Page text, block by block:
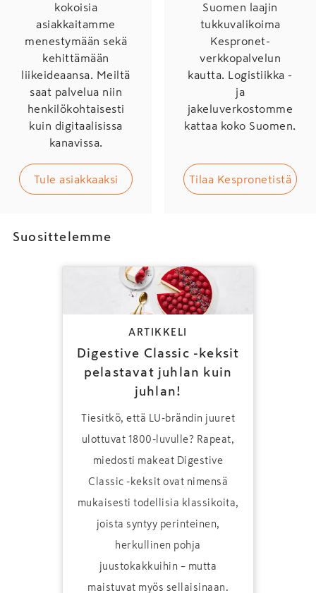
kokoisia
asiakkaitamme
menestymään sekä
kehittämään
liikeideaansa. Meiltä
saat palvelua niin
henkilökohtaisesti
kuin digitaalisissa
kanavissa.
Tule asiakkaaksi
Suomen laajin
tukkuvalikoima
Kespronet-
verkkopalvelun
kautta. Logistiikka -
ja
jakeluverkostomme
kattaa koko Suomen.
Tilaa Kespronetistä
Suosittelemme
ARTIKKELI
Digestive Classic -keksit
pelastavat juhlan kuin
juhlan!
Tiesitkö, että LU-brändin juuret
ulottuvat 1800-luvulle? Rapeat,
miedosti makeat Digestive
Classic -keksit ovat nimensä
mukaisesti todellisia klassikoita,
joista syntyy perinteinen,
herkullinen pohja
juustokakkuihin – mutta
maistuvat myös sellaisinaan.